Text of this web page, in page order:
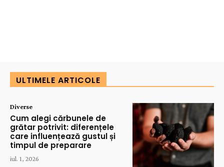
ULTIMELE ARTICOLE
Diverse
Cum alegi cărbunele de
grătar potrivit: diferențele
care influențează gustul și
timpul de preparare
iul. 1, 2026